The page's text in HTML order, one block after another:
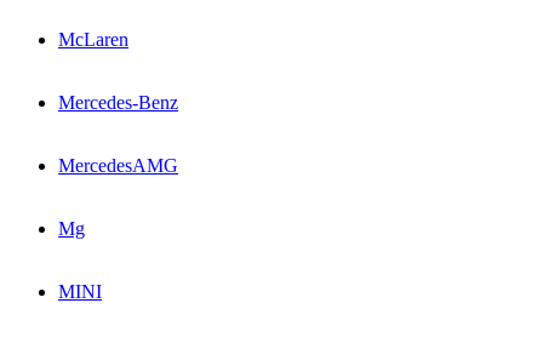
McLaren
Mercedes-Benz
MercedesAMG
Mg
MINI